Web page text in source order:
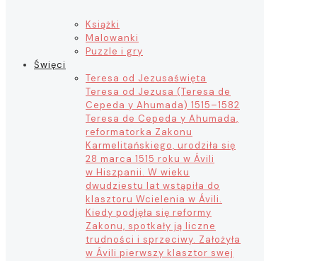
Książki
Malowanki
Puzzle i gry
Święci
Teresa od Jezusaświęta
Teresa od Jezusa (Teresa de
Cepeda y Ahumada) 1515–1582
Teresa de Cepeda y Ahumada,
reformatorka Zakonu
Karmelitańskiego, urodziła się
28 marca 1515 roku w Ávili
w Hiszpanii. W wieku
dwudziestu lat wstąpiła do
klasztoru Wcielenia w Ávili.
Kiedy podjęła się reformy
Zakonu, spotkały ją liczne
trudności i sprzeciwy. Założyła
w Ávili pierwszy klasztor swej